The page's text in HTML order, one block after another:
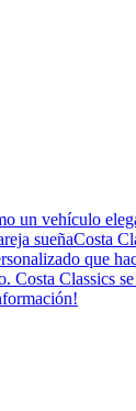
un vehículo
sueñaCosta
que
Costa Classics